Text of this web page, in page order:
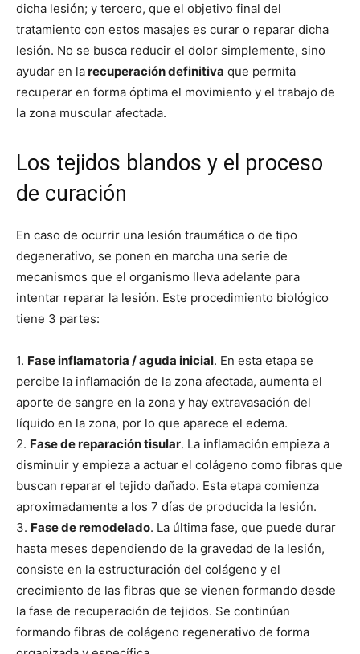
dicha lesión; y tercero, que el objetivo final del
tratamiento con estos masajes es curar o reparar dicha
lesión. No se busca reducir el dolor simplemente, sino
ayudar en larecuperación definitiva que permita
recuperar en forma óptima el movimiento y el trabajo de
la zona muscular afectada.
Los tejidos blandos y el proceso
de curación
En caso de ocurrir una lesión traumática o de tipo
degenerativo, se ponen en marcha una serie de
mecanismos que el organismo lleva adelante para
intentar reparar la lesión. Este procedimiento biológico
tiene 3 partes:
1. Fase inflamatoria / aguda inicial. En esta etapa se
percibe la inflamación de la zona afectada, aumenta el
aporte de sangre en la zona y hay extravasación del
líquido en la zona, por lo que aparece el edema.
2. Fase de reparación tisular. La inflamación empieza a
disminuir y empieza a actuar el colágeno como fibras que
buscan reparar el tejido dañado. Esta etapa comienza
aproximadamente a los 7 días de producida la lesión.
3. Fase de remodelado. La última fase, que puede durar
hasta meses dependiendo de la gravedad de la lesión,
consiste en la estructuración del colágeno y el
crecimiento de las fibras que se vienen formando desde
la fase de recuperación de tejidos. Se continúan
formando fibras de colágeno regenerativo de forma